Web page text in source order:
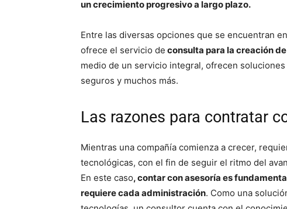
un crecimiento progresivo a largo plazo.
Entre las diversas opciones que se encuentran
ofrece el servicio de consulta para la creación
medio de un servicio integral, ofrecen
seguros y muchos más.
Las razones para contratar
Mientras una compañía comienza a crecer,
tecnológicas, con el fin de seguir el ritmo del
En este caso, contar con asesoría es
requiere cada administración. Como una